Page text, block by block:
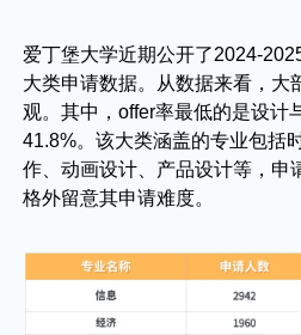
爱丁堡大学近期公开了2024-
大类申请数据。从数据来看，大
观。其中，offer率最低的是设计
41.8%。该大类涵盖的专业包括
作、动画设计、产品设计等，申
格外留意其申请难度。